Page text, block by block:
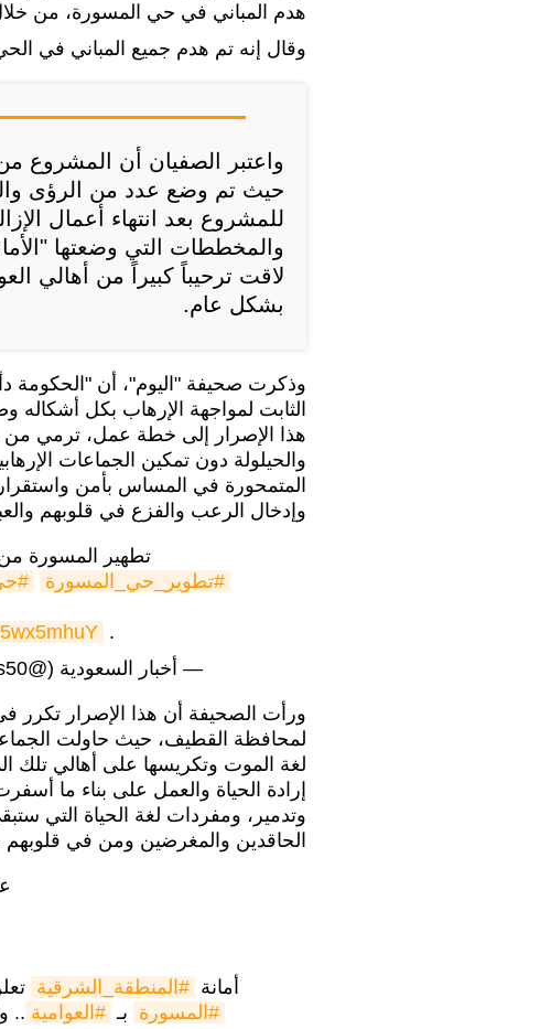
هدم المباني في حي المسورة، من خلال
وقال إنه تم هدم جميع المباني في الحي البالغ
واعتبر الصفيان أن المشروع
حيث تم وضع عدد من الرؤى
للمشروع بعد انتهاء أعمال
والمخططات التي وضعتها
لاقت ترحيباً كبيراً من أهالي
بشكل عام.
وذكرت صحيفة "اليوم"، أن "الحكومة
الثابت لمواجهة الإرهاب بكل
هذا الإصرار إلى خطة عمل، ترمي من
والحيلولة دون تمكين الجماعات
المتمحورة في المساس بأمن
وإدخال الرعب والفزع في قلوبهم
تطهير المسورة من
#تطوير_حي_المسورة
.
— أخبار السعودية (@SaudiNews50)
ورأت الصحيفة أن هذا الإصرار تكرر
لمحافظة القطيف، حيث حاولت
لغة الموت وتكريسها على أهالي تلك
إرادة الحياة والعمل على بناء ما
وتدمير، ومفردات لغة الحياة التي
الحاقدين والمغرضين ومن في
أمانة #المنطقة_الشرقية تعلن
#المسورة بـ #العوامية ..